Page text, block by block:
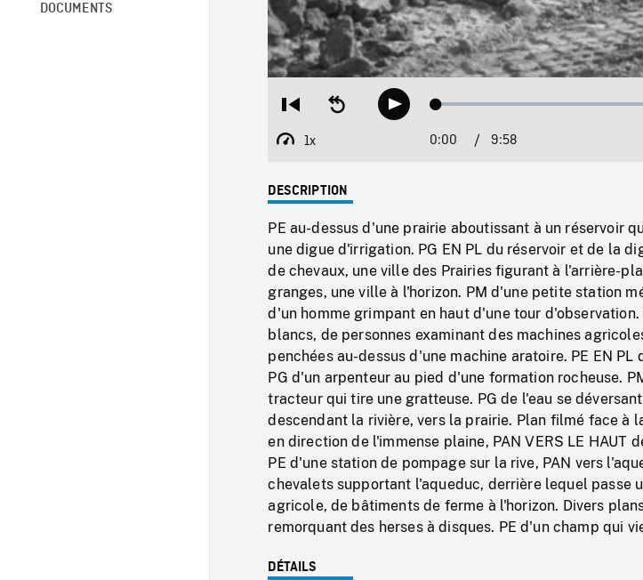
DOCUMENTS
Restart
beginning
Seek
backwardPlay Loaded:
1x
Playback
Current
0:00 / Duration
9:58
DESCRIPTION
PE au-dessus d'une prairie aboutissant à un réservoir
une digue d'irrigation. PG EN PL du réservoir et de la
de chevaux, une ville des Prairies figurant à l'arrière-
granges, une ville à l'horizon. PM d'une petite station
d'un homme grimpant en haut d'une tour
blancs, de personnes examinant des machines
penchées au-dessus d'une machine aratoire. PE EN
PG d'un arpenteur au pied d'une formation rocheuse.
tracteur qui tire une gratteuse. PG de l'eau se
descendant la rivière, vers la prairie. Plan filmé face à
en direction de l'immense plaine, PAN VERS LE HAUT
PE d'une station de pompage sur la rive, PAN vers
chevalets supportant l'aqueduc, derrière lequel passe
agricole, de bâtiments de ferme à l'horizon. Divers
remorquant des herses à disques. PE d'un champ qui
DÉTAILS